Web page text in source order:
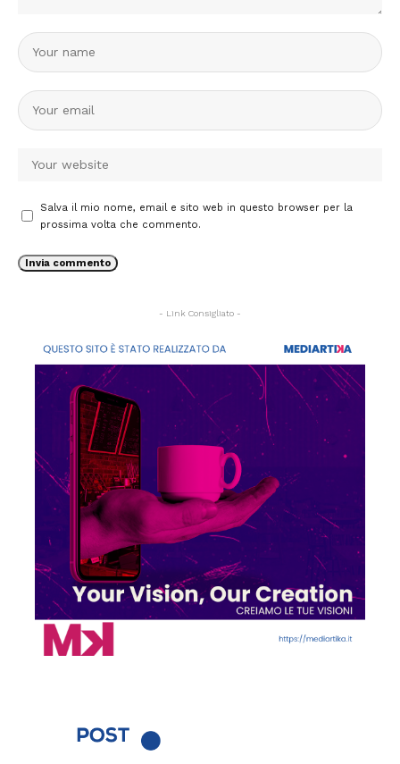
Salva il mio nome, email e sito web in questo browser per la
prossima volta che commento.
- Link Consigliato -